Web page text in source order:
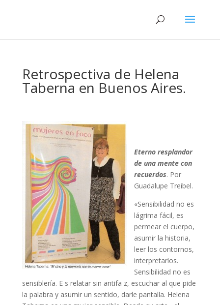
Retrospectiva de Helena
Taberna en Buenos Aires.
Eterno resplandor
de una mente con
recuerdos. Por
Guadalupe Treibel.
«Sensibilidad no es
lágrima fácil, es
permear el cuerpo,
asumir la historia,
leer los contornos,
interpretarlos.
Sensibilidad no es
sensiblería. E s relatar sin antifa z, escuchar al que pide
la palabra y asumir un sentido, darle pantalla. Helena